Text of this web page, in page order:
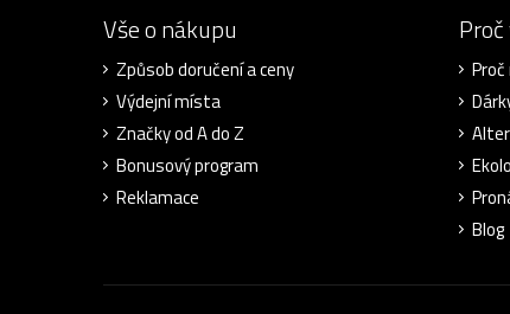
Vše o nákupu
Způsob doručení a ceny
Výdejní místa
Značky od A do Z
Bonusový program
Reklamace
Blog